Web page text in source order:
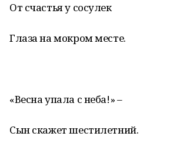
От счастья у сосулек
Глаза на мокром месте.
«Весна упала с неба!» –
Сын скажет шестилетний.